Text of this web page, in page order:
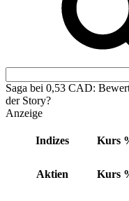
Saga bei 0,53 CAD:
der Story?
Anzeige
Indizes Kurs
Aktien Kurs